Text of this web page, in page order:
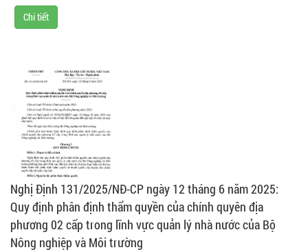
Chi tiết
Nghị Định 131/2025/NĐ-CP ngày 12 tháng 6 năm 2025:
Quy định phân định thẩm quyền của chính quyên địa
phương 02 cấp trong lĩnh vực quản lý nhà nước của Bộ
Nông nghiệp và Môi trường